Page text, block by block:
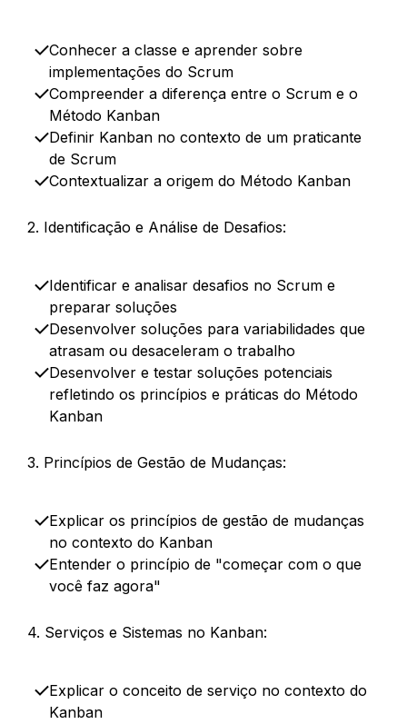
Conhecer a classe e aprender sobre
implementações do Scrum
Compreender a diferença entre o Scrum e o
Método Kanban
Definir Kanban no contexto de um praticante
de Scrum​
Contextualizar a origem do Método Kanban​
2. Identificação e Análise de Desafios:
Identificar e analisar desafios no Scrum e
preparar soluções
Desenvolver soluções para variabilidades que
atrasam ou desaceleram o trabalho​
Desenvolver e testar soluções potenciais
refletindo os princípios e práticas do Método
Kanban
3. Princípios de Gestão de Mudanças:
Explicar os princípios de gestão de mudanças
no contexto do Kanban
Entender o princípio de "começar com o que
você faz agora"
4. Serviços e Sistemas no Kanban:
Explicar o conceito de serviço no contexto do
Kanban​